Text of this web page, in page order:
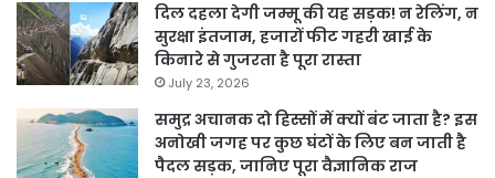
दिल दहला देगी जम्मू की यह सड़क! न रेलिंग, न
सुरक्षा इंतजाम, हजारों फीट गहरी खाई के
किनारे से गुजरता है पूरा रास्ता
July 23, 2026
समुद्र अचानक दो हिस्सों में क्यों बंट जाता है? इस
अनोखी जगह पर कुछ घंटों के लिए बन जाती है
पैदल सड़क, जानिए पूरा वैज्ञानिक राज